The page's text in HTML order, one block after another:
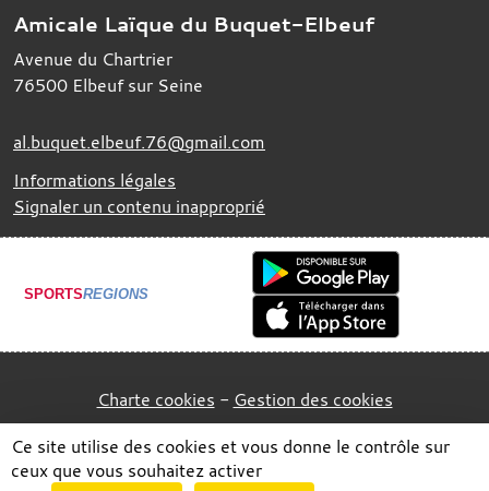
Amicale Laïque du Buquet-Elbeuf
Avenue du Chartrier
76500 Elbeuf sur Seine
al.buquet.elbeuf.76@gmail.com
Informations légales
Signaler un contenu inapproprié
SPORTSREGIONS
Charte cookies Gestion des cookies
Ce site utilise des cookies et vous donne le contrôle sur
ceux que vous souhaitez activer